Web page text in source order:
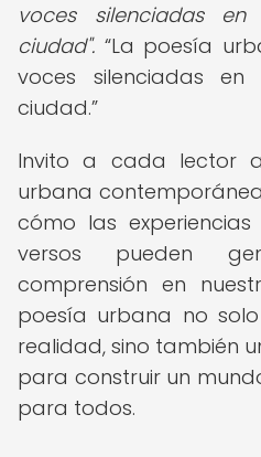
voces silenciadas
ciudad". La poesía
voces silenciadas
ciudad.
Invito a cada lector
urbana
cómo las
versos pueden
comprensión en
poesía urbana no
realidad, sino también
para construir un
para todos.